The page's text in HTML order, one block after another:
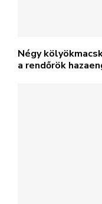
Négy
a rendőrök